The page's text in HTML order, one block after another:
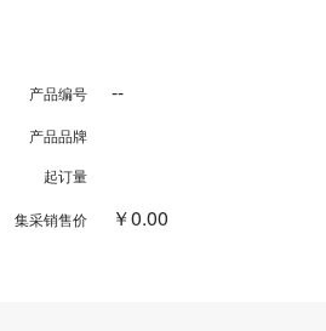
产品编号 --
产品品牌
起订量
集采销售价 ￥0.00